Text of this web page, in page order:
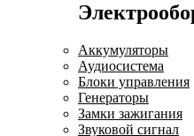
Аккумуляторы
Аудиосистема
Блоки управления
Генераторы
Замки зажигания
Звуковой сигнал